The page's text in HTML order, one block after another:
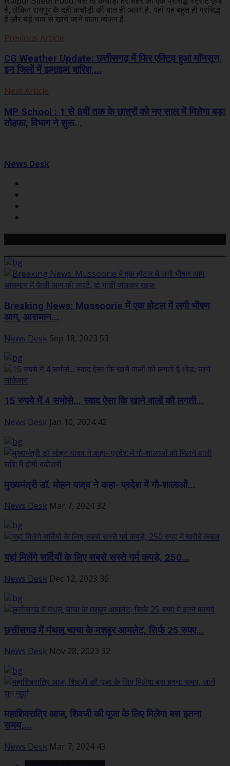
है, लेकिन रायपुर के दही कचौड़ी की बात ही अलग है. यहां यह बहुत ही प्रसिद्ध
है और बड़े चाव से खाये जाने वाला व्यंजन है.
Previous Article
CG Weather Update: छत्तीसगढ़ में फिर एक्टिव हुआ मॉनसून,
इन जिलों में झमाझम बारिश,...
Next Article
MP School : 1 से 8वीं तक के छात्रों को नए साल में मिलेगा बड़ा
तोहफा, विभाग ने शुरू...
News Desk
Breaking News: Mussoorie में एक होटल में लगी भीषण
आग, आसमान...
News Desk Sep 18, 2023 53
15 रुपये में 4 समोसे... स्वाद ऐसा कि खाने वालों की लगती...
News Desk Jan 10, 2024 42
मुख्यमंत्री डॉ. मोहन यादव ने कहा- प्रदेश में गौ-शालाओं...
News Desk Mar 7, 2024 32
यहां मिलेंगे सर्दियों के लिए सबसे सस्ते गर्म कपड़े, 250...
News Desk Dec 12, 2023 36
छत्तीसगढ़ में मंथलू चाचा के मशहूर आमलेट, सिर्फ 25 रुपए...
News Desk Nov 28, 2023 32
महाशिवरात्रि आज, शिवजी की पूजा के लिए मिलेगा बस इतना
समय,...
News Desk Mar 7, 2024 43